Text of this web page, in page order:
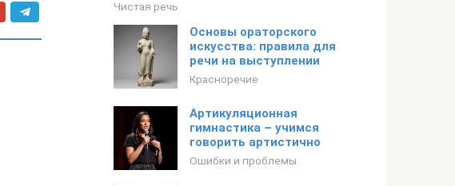
Чистая речь
Основы ораторского
искусства: правила для
речи на выступлении
Красноречие
Артикуляционная
гимнастика – учимся
говорить артистично
Ошибки и проблемы